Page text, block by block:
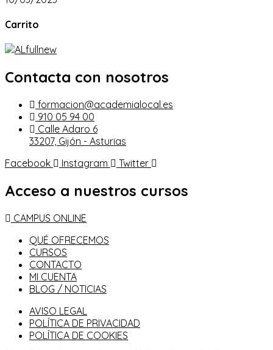
Carrito
Contacta con nosotros
formacion@academialocal.es
910 05 94 00
Calle Adaro 6
33207, Gijón - Asturias
Facebook
Instagram Twitter
Acceso a nuestros cursos
CAMPUS ONLINE
QUÉ OFRECEMOS
CURSOS
CONTACTO
MI CUENTA
BLOG / NOTICIAS
AVISO LEGAL
POLÍTICA DE PRIVACIDAD
POLÍTICA DE COOKIES